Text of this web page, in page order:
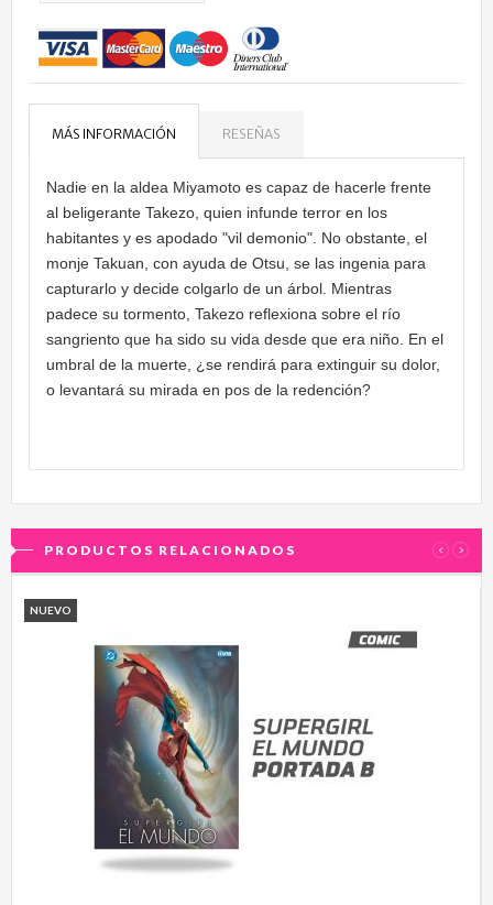
MÁS INFORMACIÓN RESEÑAS
Nadie en la aldea Miyamoto es capaz de hacerle frente
al beligerante Takezo, quien infunde terror en los
habitantes y es apodado "vil demonio". No obstante, el
monje Takuan, con ayuda de Otsu, se las ingenia para
capturarlo y decide colgarlo de un árbol. Mientras
padece su tormento, Takezo reflexiona sobre el río
sangriento que ha sido su vida desde que era niño. En el
umbral de la muerte, ¿se rendirá para extinguir su dolor,
o levantará su mirada en pos de la redención?
PRODUCTOS RELACIONADOS ‹ ›
NUEVO